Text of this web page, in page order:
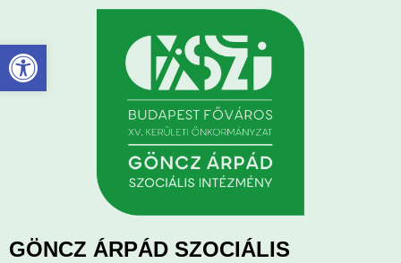
Eszköztár megnyitása
GÖNCZ ÁRPÁD SZOCIÁLIS